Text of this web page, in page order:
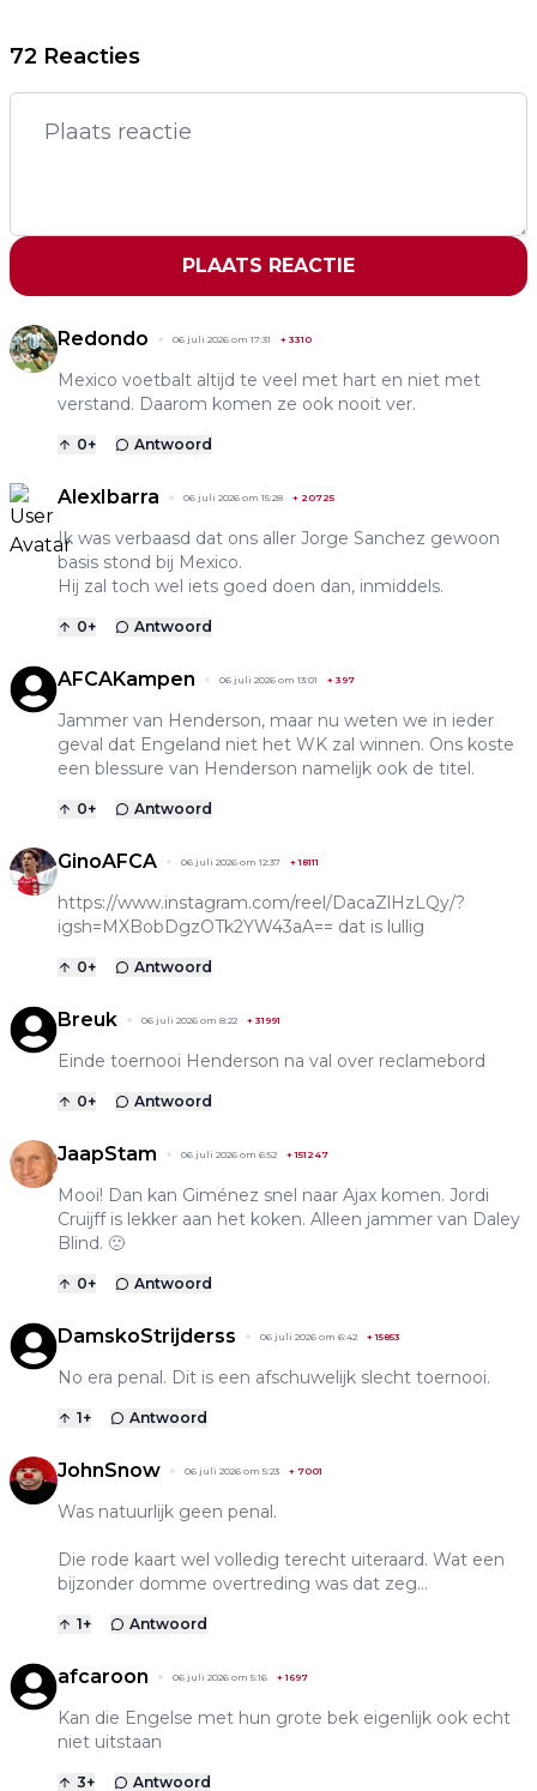
72 Reacties
PLAATS REACTIE
Redondo 06 juli 2026 om 17:31 + 3310
Mexico voetbalt altijd te veel met hart en niet met
verstand. Daarom komen ze ook nooit ver.
0+ Antwoord
AlexIbarra 06 juli 2026 om 15:28 + 20725
Ik was verbaasd dat ons aller Jorge Sanchez gewoon
basis stond bij Mexico.
Hij zal toch wel iets goed doen dan, inmiddels.
0+ Antwoord
AFCAKampen 06 juli 2026 om 13:01 + 397
Jammer van Henderson, maar nu weten we in ieder
geval dat Engeland niet het WK zal winnen. Ons koste
een blessure van Henderson namelijk ook de titel.
0+ Antwoord
GinoAFCA 06 juli 2026 om 12:37 +18111
https://www.instagram.com/reel/DacaZlHzLQy/?
igsh=MXBobDgzOTk2YW43aA== dat is lullig
0+ Antwoord
Breuk 06 juli 2026 om 8:22 + 31991
Einde toernooi Henderson na val over reclamebord
0+ Antwoord
JaapStam 06 juli 2026 om 6:52 +151247
Mooi! Dan kan Giménez snel naar Ajax komen. Jordi
Cruijff is lekker aan het koken. Alleen jammer van Daley
Blind. 🙁
0+ Antwoord
DamskoStrijderss 06 juli 2026 om 6:42 +15853
No era penal. Dit is een afschuwelijk slecht toernooi.
1+ Antwoord
JohnSnow 06 juli 2026 om 5:23 + 7001
Was natuurlijk geen penal.
Die rode kaart wel volledig terecht uiteraard. Wat een
bijzonder domme overtreding was dat zeg…
1+ Antwoord
afcaroon 06 juli 2026 om 5:16 +1697
Kan die Engelse met hun grote bek eigenlijk ook echt
niet uitstaan
3+ Antwoord